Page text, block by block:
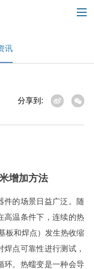
讯
分享到:
增加方法
件的场景日益广泛。随
高温条件下，连续的热
板和焊点）发生热收缩
点可靠性进行测试，
环。热蠕变是一种会导